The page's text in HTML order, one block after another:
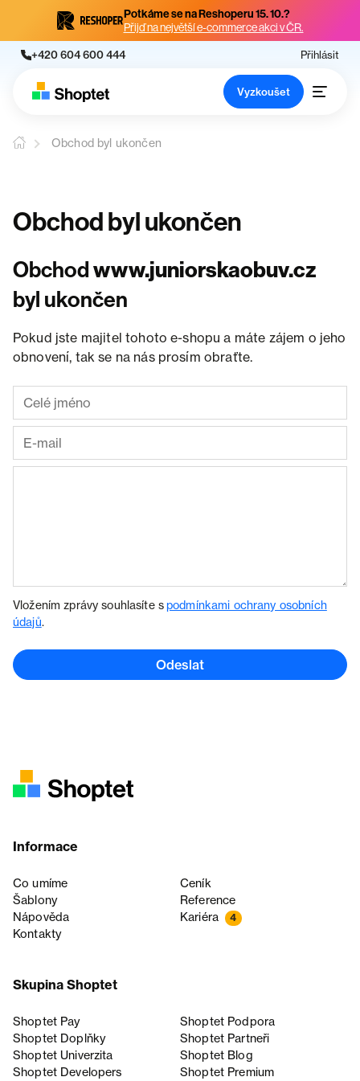
Potkáme se na Reshoperu 15. 10.?
Přijď na největší e-commerce akci v ČR.
+420 604 600 444 Přihlásit
Vyzkoušet
Obchod byl ukončen
Obchod byl ukončen
Obchodwww.juniorskaobuv.cz
byl ukončen
Pokud jste majitel tohoto e-shopu a máte zájem o jeho
obnovení, tak se na nás prosím obraťte.
Vložením zprávy souhlasíte spodmínkami ochrany osobních
údajů.
Odeslat
Informace
Co umíme
Ceník
Šablony
Reference
Nápověda
Kariéra 4
Kontakty
Skupina Shoptet
Shoptet Pay
Shoptet Podpora
Shoptet Doplňky
Shoptet Partneři
Shoptet Univerzita
Shoptet Blog
Shoptet Developers
Shoptet Premium